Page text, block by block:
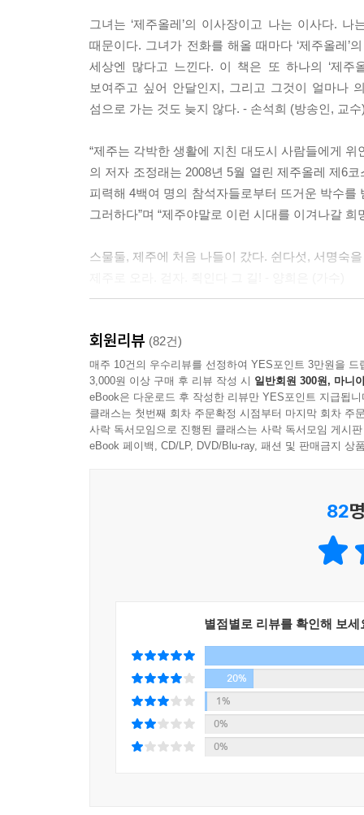
시장통이 부끄러웠던 시장통 아이 / 제주 할망의 비
/ "자리물회엔 참기름 한 방울 똑 떨어치라"
Part 5 낙원…… 그곳에 사는 사람들
신호등 없는 거리에서 / 탐라국으로 이민오지 않을
서귀동 매일시장 587번지의 두 여자
신들린 춤꾼 된 까다쟁이 공주, 경숙 언니 / 날품 팔
제주로 돌아온 두 화가
황톳빛 바다와 까마귀,변시지 화백 / 외돌개에 울
때로는 음악처럼 때로는 암호처럼
'나비박사'석주명이 반한 제주어의 아름다움 / 배또
몸에 새겨지는 바람의 기억 / '살암시민 살아진다'
모슬포 생각
아름다운 것도 때로는 눈물이어라
남성리의 동백 꽃무덤 / 추사가 사랑한 제주 수선 /
행복하다”고. 이런 말을 들을 때마다 올레지기도
더 많은 사람들이 이 책을 읽으면서, 차량으로 휙
아님을 알았으면 한다. 올레 길을 직접 걸으면서
속도에서 한순간이라도 벗어나기를, 잠시라도 일중
_ 프롤로그 ‘힘들고 지친 당신에게 바치는 길입니다
* 올레 : ‘동네의 넓은 골목으로 연결되는 집 앞의
* 간세다리 : ‘느리고 게으른 사람’을 의미하는 제주
자동차 여행으로는 절대 볼 수 없는, 제주의 속살로
“당신이 알고 있던 제주는 진짜 제주가 아니다!”
하고, 돌덩이 하나하나 손수 옮겨 돌다리를 만
오름과 바다, 나무와 들꽃, 하늘과 바람을 온몸으
걸어본 사람들의 만장일치!
“이런 길을 걸을 수 있다는 건 축복이다!”
에너지로 재충전된다. 제주올레 길이야말로 걷
시달리는 오피니언 리더들이 누구보다 먼저 제주
교회 신도끼리. 여자들은 다양한 조합으로 올레
직장여성, 사십대 오십대 전업주부, 쉰을 넘긴 여
3. 엄마와 아이가 함께 걷는 길, 부부와 연인이 마
제주올레 길 위에서는 마음이 트인다. 서로의
제주올레 길 위에서야. 엄마와 아이가 함께 걸으
길이다. 굳이 멀리 떠날 필요 없다. 모녀간에, 모
그녀는 ‘제주올레’의 이사장이고 나는 이사다.
때문이다. 그녀가 전화를 해올 때마다 ‘제주올레
세상엔 많다고 느낀다. 이 책은 또 하나의 ‘제주
보여주고 싶어 안달인지, 그리고 그것이 얼마나
섬으로 가는 것도 늦지 않다. - 손석희 (방송인, 교수
“제주는 각박한 생활에 지친 대도시 사람들에게
의 저자 조정래는 2008년 5월 열린 제주올레 제6
피력해 4백여 명의 참석자들로부터 뜨거운 박수
그러하다”며 “제주야말로 이런 시대를 이겨나갈
스물둘, 제주에 처음 나들이 갔다. 쉰다섯, 서명숙
걷는 제주의 바다, 숲, 마을길 101킬로미터는
속삭인다. 걸으라…… 또 걸어서 휘발되고 증류되
여행에 있다. - 이유명호 (한의사, 『몸을 살리는 다
“믿기지 않아, 이런 길 있다는 게!”
집들 사이로 길은 저 홀로 휘었다 굽이쳤다 곧추
회원리뷰 (82건)
매주 10건의 우수리뷰를 선정하여 YES포인트 3만원을 드
3,000원 이상 구매 후 리뷰 작성 시 일반회원 300원, 마니
eBook은 다운로드 후 작성한 리뷰만 YES포인트 지급됩니
클래스는 첫번째 회차 주문확정 시점부터 마지막 회차 주
사락 독서모임으로 진행된 클래스는 사락 독서모임 게시
eBook 페이백, CD/LP, DVD/Blu-ray, 패션 및 판매금지 상
82
별점별로 리뷰를 확인해 보세
20%
1%
0%
0%